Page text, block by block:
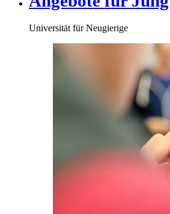
Universität für Neugierige